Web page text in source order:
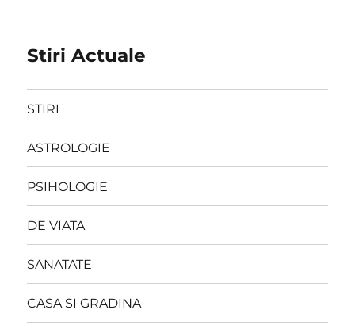
Stiri Actuale
STIRI
ASTROLOGIE
PSIHOLOGIE
DE VIATA
SANATATE
CASA SI GRADINA